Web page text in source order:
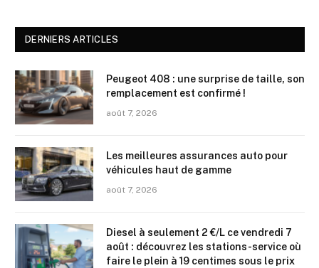
DERNIERS ARTICLES
Peugeot 408 : une surprise de taille, son
remplacement est confirmé !
août 7, 2026
Les meilleures assurances auto pour
véhicules haut de gamme
août 7, 2026
Diesel à seulement 2 €/L ce vendredi 7
août : découvrez les stations-service où
faire le plein à 19 centimes sous le prix